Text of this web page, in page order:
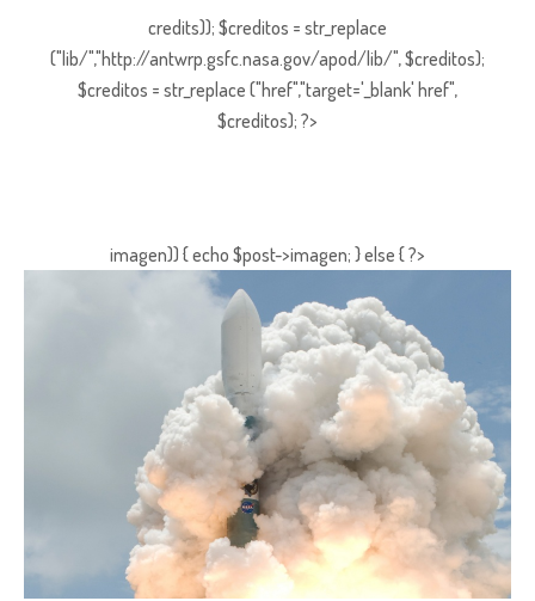
credits)); $creditos = str_replace
("lib/","http://antwrp.gsfc.nasa.gov/apod/lib/", $creditos);
$creditos = str_replace ("href","target='_blank' href",
$creditos); ?>
imagen)) { echo $post->imagen; } else { ?>